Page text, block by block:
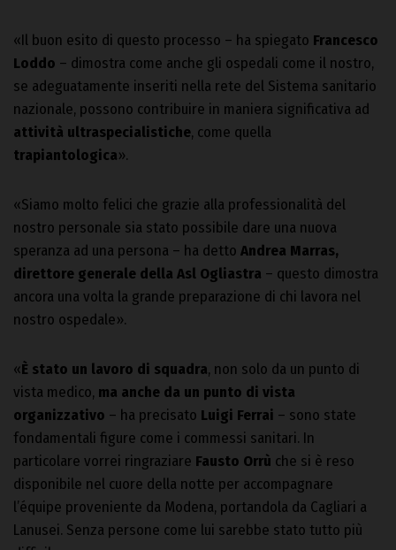
«Il buon esito di questo processo – ha spiegato Francesco
Loddo – dimostra come anche gli ospedali come il nostro,
se adeguatamente inseriti nella rete del Sistema sanitario
nazionale, possono contribuire in maniera significativa ad
attività ultraspecialistiche, come quella
trapiantologica».
«Siamo molto felici che grazie alla professionalità del
nostro personale sia stato possibile dare una nuova
speranza ad una persona – ha detto Andrea Marras,
direttore generale della Asl Ogliastra – questo dimostra
ancora una volta la grande preparazione di chi lavora nel
nostro ospedale».
«È stato un lavoro di squadra, non solo da un punto di
vista medico, ma anche da un punto di vista
organizzativo – ha precisato Luigi Ferrai – sono state
fondamentali figure come i commessi sanitari. In
particolare vorrei ringraziare Fausto Orrù che si è reso
disponibile nel cuore della notte per accompagnare
l’équipe proveniente da Modena, portandola da Cagliari a
Lanusei. Senza persone come lui sarebbe stato tutto più